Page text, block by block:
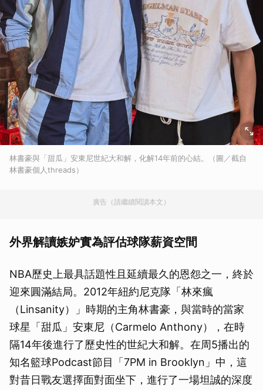
林書豪與「甜瓜」安東尼世紀大和解，化解14年前的心結。（圖／截自
林書豪個人threads）
廣告（請繼續閱讀本文）
外界解讀嫉妒實為評估球隊薪資空間
NBA歷史上最具話題性且延續最久的恩怨之一，終於
迎來圓滿結局。2012年紐約尼克隊「林來瘋
（Linsanity）」時期的主角林書豪，與當時的當家
球星「甜瓜」安東尼（Carmelo Anthony），在時
隔14年後進行了歷史性的世紀大和解。在周5播出的
知名籃球Podcast節目「7PM in Brooklyn」中，這
對昔日戰友選擇面對面坐下，進行了一場坦誠的深度